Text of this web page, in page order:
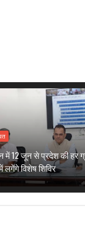
में 12 जून से प्रदेश की हर
लगेंगे विशेष शिविर